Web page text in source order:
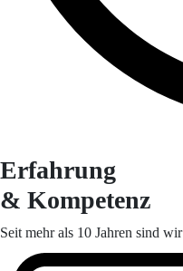
Erfahrung
& Kompetenz
Seit mehr als 10 Jahren sind